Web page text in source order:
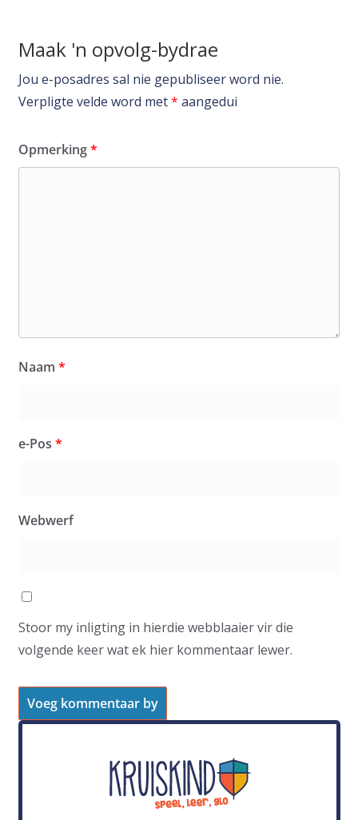
Maak 'n opvolg-bydrae
Jou e-posadres sal nie gepubliseer word nie.
Verpligte velde word met* aangedui
Opmerking*
Naam *
e-Pos *
Webwerf
Stoor my inligting in hierdie webblaaier vir die
volgende keer wat ek hier kommentaar lewer.